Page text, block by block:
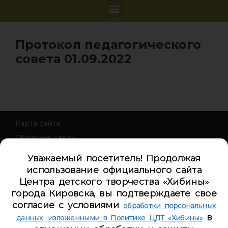
Протокол педагогического
совета 01.09.2022
Карта сайта
Обратная связь
Турбаза ЦДТ «ХИБИНЫ»
Телефон Ленина 5:
Телефон Ленина 9а:
4-84-99
Телефон Дзержинского 9а:
5-94-00
Телефон Советская 8:5-26-84
Уважаемый посетитель! Продолжая
использование официального сайта
Центра детского творчества «Хибины»
города Кировска, вы подтверждаете свое
согласие с условиями обработки персональных
данных, изложенными в Политике ЦДТ «Хибины»в